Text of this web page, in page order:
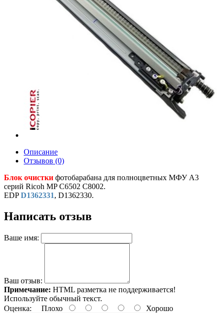
Описание
Отзывов (0)
Блок очистки фотобарабана для полноцветных МФУ A3
серий Ricoh MP C6502 C8002.
EDPD1362331, D1362330.
Написать отзыв
Ваше имя:
Ваш отзыв:
Примечание: HTML разметка не поддерживается!
Используйте обычный текст.
Оценка: Плохо Хорошо